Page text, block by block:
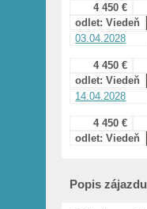
4 450 €
odlet: Viedeň
03.04.2028
4 450 €
odlet: Viedeň
14.04.2028
4 450 €
odlet: Viedeň
Popis zájazdu